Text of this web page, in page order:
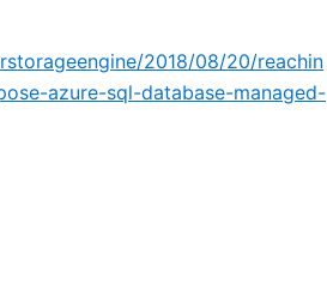
2018/08/20/reachin
azure-sql-database-managed-